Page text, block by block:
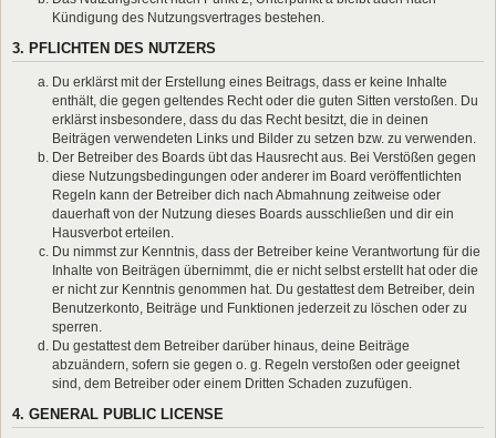
Kündigung des Nutzungsvertrages bestehen.
3. PFLICHTEN DES NUTZERS
Du erklärst mit der Erstellung eines Beitrags, dass er keine Inhalte
enthält, die gegen geltendes Recht oder die guten Sitten verstoßen. Du
erklärst insbesondere, dass du das Recht besitzt, die in deinen
Beiträgen verwendeten Links und Bilder zu setzen bzw. zu verwenden.
Der Betreiber des Boards übt das Hausrecht aus. Bei Verstößen gegen
diese Nutzungsbedingungen oder anderer im Board veröffentlichten
Regeln kann der Betreiber dich nach Abmahnung zeitweise oder
dauerhaft von der Nutzung dieses Boards ausschließen und dir ein
Hausverbot erteilen.
Du nimmst zur Kenntnis, dass der Betreiber keine Verantwortung für die
Inhalte von Beiträgen übernimmt, die er nicht selbst erstellt hat oder die
er nicht zur Kenntnis genommen hat. Du gestattest dem Betreiber, dein
Benutzerkonto, Beiträge und Funktionen jederzeit zu löschen oder zu
sperren.
Du gestattest dem Betreiber darüber hinaus, deine Beiträge
abzuändern, sofern sie gegen o. g. Regeln verstoßen oder geeignet
sind, dem Betreiber oder einem Dritten Schaden zuzufügen.
4. GENERAL PUBLIC LICENSE